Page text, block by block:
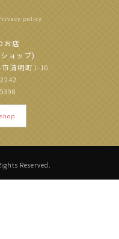
policy
お店
ョップ)
清明町1-10
Reserved